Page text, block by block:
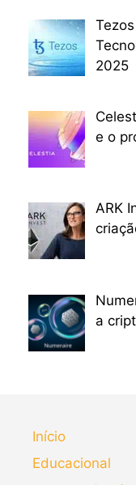
2025
e o
ARK
a
Início
Educacional